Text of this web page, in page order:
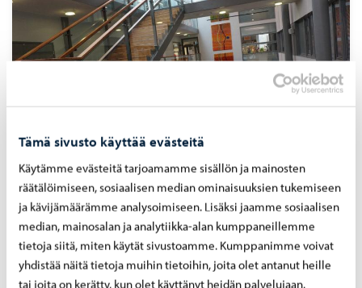
Tämä sivusto käyttää evästeitä
Käytämme evästeitä tarjoamamme sisällön ja mainosten
räätälöimiseen, sosiaalisen median ominaisuuksien tukemiseen
ja kävijämäärämme analysoimiseen. Lisäksi jaamme sosiaalisen
median, mainosalan ja analytiikka-alan kumppaneillemme
tietoja siitä, miten käytät sivustoamme. Kumppanimme voivat
yhdistää näitä tietoja muihin tietoihin, joita olet antanut heille
tai joita on kerätty, kun olet käyttänyt heidän palvelujaan.
Pääs­ky­tien koulu